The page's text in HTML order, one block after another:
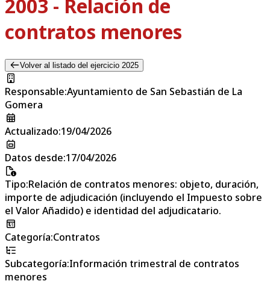
2003 - Relación de
contratos menores
Volver al listado del ejercicio 2025
Responsable:Ayuntamiento de San Sebastián de La
Gomera
Actualizado:19/04/2026
Datos desde:17/04/2026
Tipo:Relación de contratos menores: objeto, duración,
importe de adjudicación (incluyendo el Impuesto sobre
el Valor Añadido) e identidad del adjudicatario.
Categoría:Contratos
Subcategoría:Información trimestral de contratos
menores